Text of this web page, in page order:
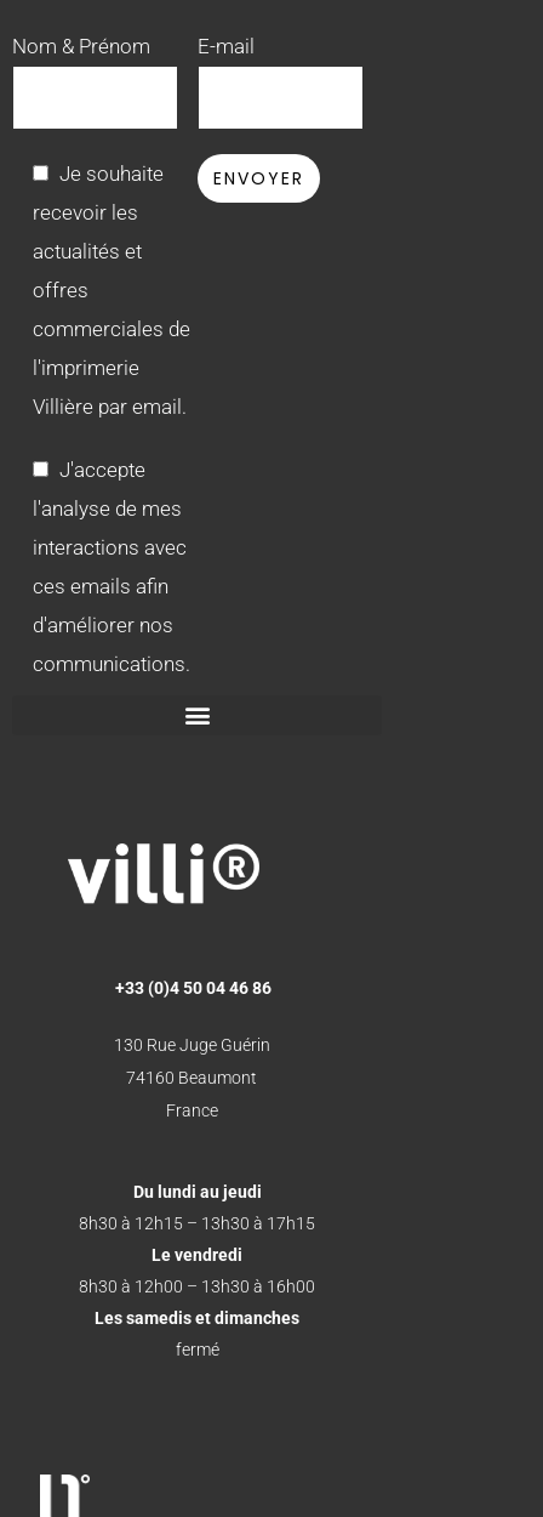
Nom & Prénom E-mail
Je souhaite
recevoir les
actualités et
offres
commerciales de
l'imprimerie
Villière par email.
J'accepte
l'analyse de mes
interactions avec
ces emails afin
d'améliorer nos
communications.
+33 (0)4 50 04 46 86
130 Rue Juge Guérin
74160 Beaumont
France
Du lundi au jeudi
8h30 à 12h15 – 13h30 à 17h15
Le vendredi
8h30 à 12h00 – 13h30 à 16h00
Les samedis et dimanches
fermé